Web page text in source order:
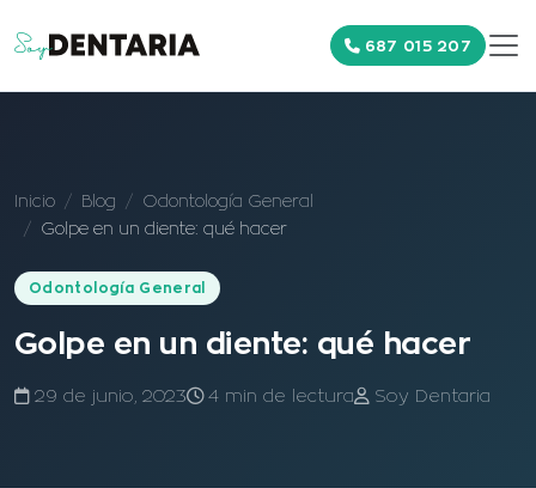
687 015 207
Inicio Blog
Odontología General
Golpe en un diente: qué hacer
Odontología General
Golpe en un diente: qué hacer
29 de junio, 2023 4 min de lectura Soy Dentaria